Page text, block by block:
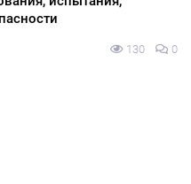
130 0